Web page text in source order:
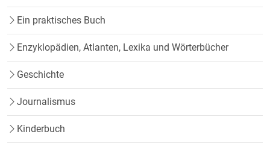
Ein praktisches Buch
Enzyklopädien, Atlanten, Lexika und Wörterbücher
Geschichte
Journalismus
Kinderbuch